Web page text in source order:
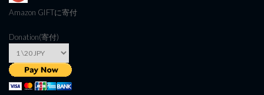
Amazon GIFTに寄付
Donation(寄付)